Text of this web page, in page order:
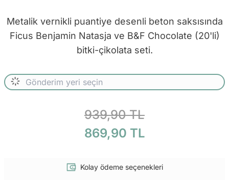
Metalik vernikli puantiye desenli beton saksısında
Ficus Benjamin Natasja ve B&F Chocolate (20'li)
bitki-çikolata seti.
939,90 TL
869,90 TL
Kolay ödeme seçenekleri